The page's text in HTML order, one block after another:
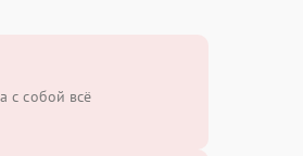
с собой всё